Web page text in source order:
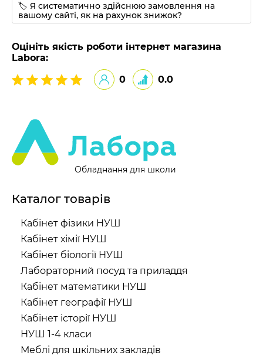
🏷 Я систематично здійснюю замовлення на
вашому сайті, як на рахунок знижок?
Оцініть якість роботи інтернет магазина
Labora:
0
0.0
Обладнання для школи
Каталог товарів
Кабінет фізики НУШ
Кабінет хімії НУШ
Кабінет біології НУШ
Лабораторний посуд та приладдя
Кабінет математики НУШ
Кабінет географії НУШ
Кабінет історії НУШ
НУШ 1-4 класи
Меблі для шкільних закладів